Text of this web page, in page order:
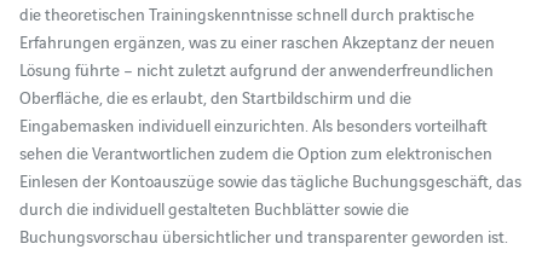
die theoretischen Trainingskenntnisse schnell durch praktische
Erfahrungen ergänzen, was zu einer raschen Akzeptanz der neuen
Lösung führte – nicht zuletzt aufgrund der anwenderfreundlichen
Oberfläche, die es erlaubt, den Startbildschirm und die
Eingabemasken individuell einzurichten. Als besonders vorteilhaft
sehen die Verantwortlichen zudem die Option zum elektronischen
Einlesen der Kontoauszüge sowie das tägliche Buchungsgeschäft, das
durch die individuell gestalteten Buchblätter sowie die
Buchungsvorschau übersichtlicher und transparenter geworden ist.